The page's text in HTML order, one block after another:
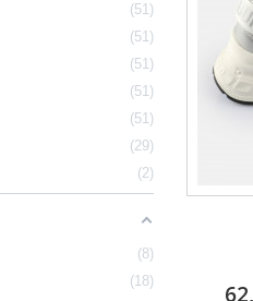
51
51
51
51
51
29
2
8
18